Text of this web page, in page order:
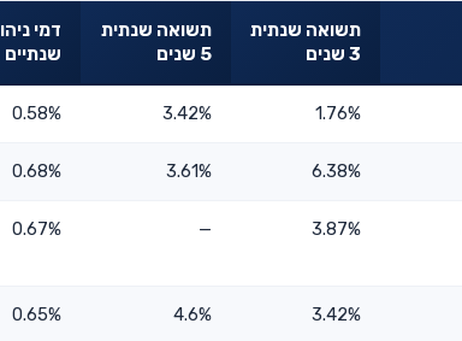
תשואה שנתית
3 שנים
תשואה שנתית
5 שנים
דמי
שנתיים
1.76%
3.42%
0.58%
6.38%
3.61%
0.68%
3.87%
—
0.67%
3.42%
4.6%
0.65%